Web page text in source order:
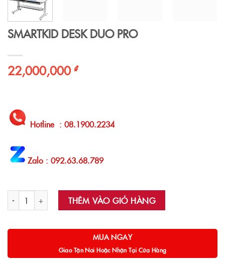
SMARTKID DESK DUO PRO
22,000,000 ₫
Hotline : 08.1900.2234
Zalo : 092.63.68.789
SMARTKID DESK DUO PRO số lượng
THÊM VÀO GIỎ HÀNG
MUA NGAY
Giao Tận Nơi Hoặc Nhận Tại Cửa Hàng